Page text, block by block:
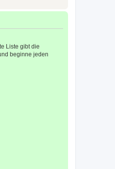
Liste gibt die
beginne jeden